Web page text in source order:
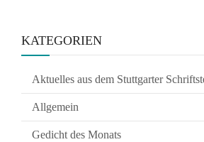
KATEGORIEN
Aktuelles aus dem Stuttgarter
Allgemein
Gedicht des Monats